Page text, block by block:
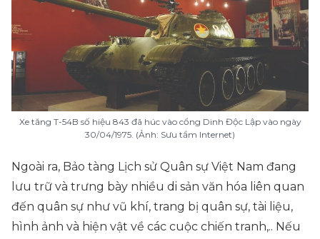
Xe tăng T-54B số hiệu 843 đã húc vào cổng Dinh Độc Lập vào ngày
30/04/1975. (Ảnh: Sưu tầm Internet)
Ngoài ra, Bảo tàng Lịch sử Quân sự Việt Nam đang
lưu trữ và trưng bày nhiều di sản văn hóa liên quan
đến quân sự như vũ khí, trang bị quân sự, tài liệu,
hình ảnh và hiện vật về các cuộc chiến tranh,.. Nếu